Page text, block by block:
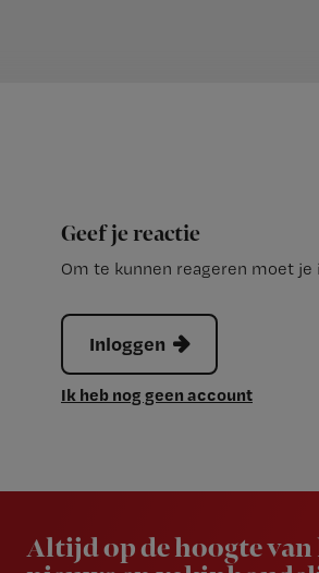
Geef je reactie
Om te kunnen reageren moet je
Inloggen
Ik heb nog geen account
Altijd op de hoogte